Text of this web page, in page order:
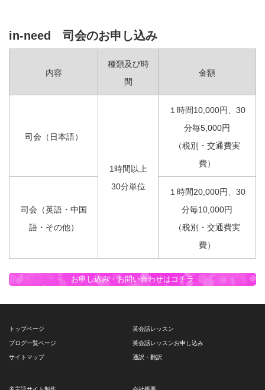
in-need 司会のお申し込み
内容
種類及び時
間
金額
司会（日本語）
1時間以上
30分単位
１時間10,000円、30
分毎5,000円
（税別・交通費実
費）
司会（英語・中国
語・その他）
１時間20,000円、30
分毎10,000円
（税別・交通費実
費）
お申し込み・お問い合わせはコチラ
トップページ
ブログ一覧ページ
サイトマップ
英会話レッスン
英会話レッスンお申し込み
通訳・翻訳